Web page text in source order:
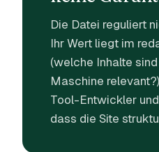
Die Datei reguliert
Ihr Wert liegt im
(welche Inhalte
Maschine
Tool-Entwickler
dass die Site